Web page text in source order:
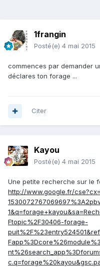
1frangin
Posté(e) 4 mai 2015
commences par demander
déclares ton forage ...
Citer
Kayou
Posté(e) 4 mai 2015
Une petite recherche sur le
http://www.google.fr/
Ftopic%2F30406-forage-